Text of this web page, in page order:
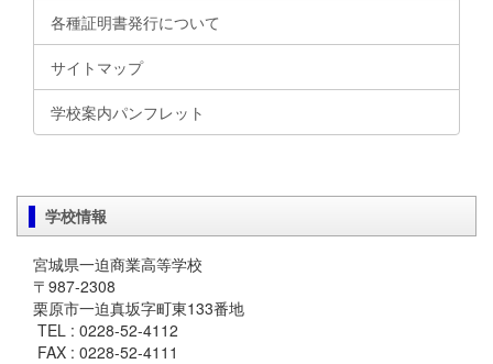
各種証明書発行について
サイトマップ
学校案内パンフレット
学校情報
宮城県一迫商業高等学校
〒987-2308
栗原市一迫真坂字町東133番地
TEL : 0228-52-4112
FAX : 0228-52-4111